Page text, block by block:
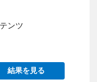
ンツ
結果を見る